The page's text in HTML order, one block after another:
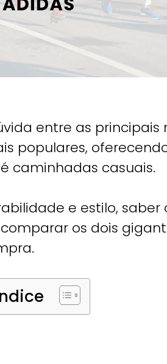
entre as
populares,
caminhadas casuais.
e estilo,
os dois